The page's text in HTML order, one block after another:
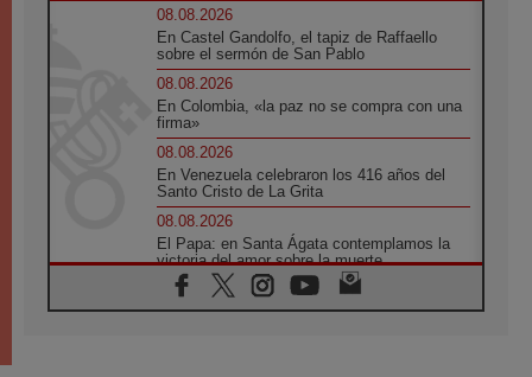
08.08.2026
En Castel Gandolfo, el tapiz de Raffaello
sobre el sermón de San Pablo
08.08.2026
En Colombia, «la paz no se compra con una
firma»
08.08.2026
En Venezuela celebraron los 416 años del
Santo Cristo de La Grita
08.08.2026
El Papa: en Santa Ágata contemplamos la
victoria del amor sobre la muerte
08.08.2026
León XIV visitará el Santuario de la Madre